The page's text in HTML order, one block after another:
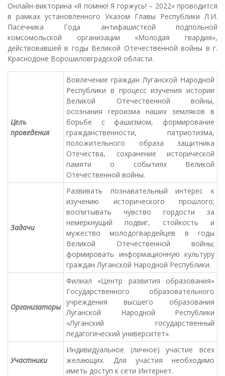
Онлайн-викторина «Я помню! Я горжусь! – 2022» проводится
в рамках установленного Указом Главы Республики Л.И.
Пасечника Года антифашисткой подпольной
комсомольской организации «Молодая гвардия»,
действовавшей в годы Великой Отечественной войны в г.
Краснодоне Ворошиловградской области.
Цель
проведения
Вовлечение граждан Луганской Народной
Республики в процесс изучения истории
Великой Отечественной войны,
осознания героизма наших земляков в
борьбе с фашизмом, формирование
гражданственности, патриотизма,
положительного образа защитника
Отечества, сохранение исторической
памяти о событиях Великой
Отечественной войны.
Задачи
Развивать познавательный интерес к
изучению исторического прошлого;
воспитывать чувство гордости за
немеркнущий подвиг, стойкость и
мужество молодогвардейцев в годы
Великой Отечественной войны;
формировать информационную культуру
граждан Луганской Народной Республики.
Организаторы
Филиал «Центр развития образования»
Государственного образовательного
учреждения высшего образования
Луганской Народной Республики
«Луганский государственный
педагогический университет».
Участники
Индивидуальное (личное) участие всех
желающих. Для участия необходимо
иметь доступ к сети Интернет.